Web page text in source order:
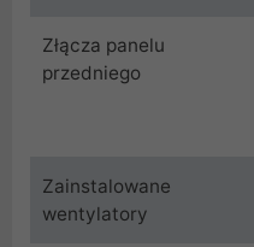
Złącza panelu
przedniego
Zainstalowane
wentylatory